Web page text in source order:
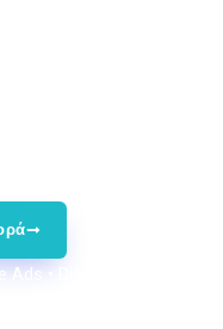
Ads • Digital Marketing